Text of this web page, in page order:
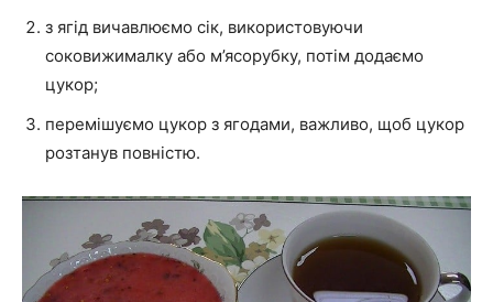
з ягід вичавлюємо сік, використовуючи
соковижималку або м’ясорубку, потім додаємо
цукор;
перемішуємо цукор з ягодами, важливо, щоб цукор
розтанув повністю.